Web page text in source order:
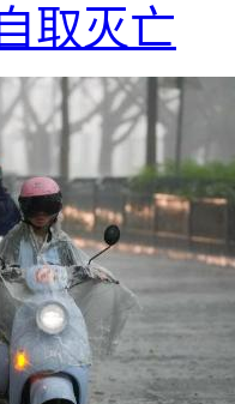
取灭亡